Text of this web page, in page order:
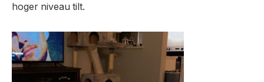
hoger niveau tilt.